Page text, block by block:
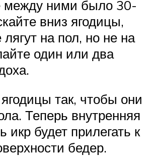
между ними было 30-
вниз ягодицы,
на пол, но не на
один или два
так, чтобы они
Теперь внутренняя
икр будет прилегать к
бедер.